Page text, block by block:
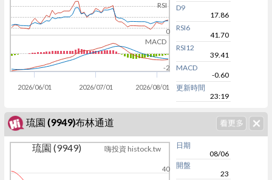
RSI
MACD
2026/06/01 2026/07/01 2026/08/01
0
-2
D9
17.86
RSI6
41.70
RSI12
39.41
MACD
-0.60
更新時間
23:19
琉園 (9949)布林通道
琉園 (9949) 嗨投資 histock.tw
40
日期
08/06
開盤
23